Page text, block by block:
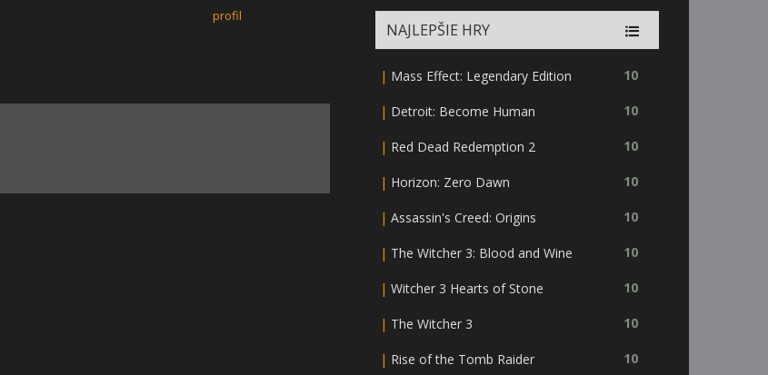
profil
NAJLEPŠIE HRY
10
| Mass Effect: Legendary Edition
10
| Detroit: Become Human
10
| Red Dead Redemption 2
10
| Horizon: Zero Dawn
10
| Assassin's Creed: Origins
10
| The Witcher 3: Blood and Wine
10
| Witcher 3 Hearts of Stone
10
| The Witcher 3
10
| Rise of the Tomb Raider